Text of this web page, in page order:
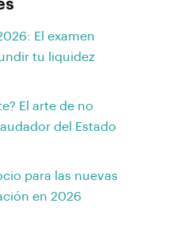
El examen
tu liquidez
El arte de no
del Estado
para las nuevas
en 2026